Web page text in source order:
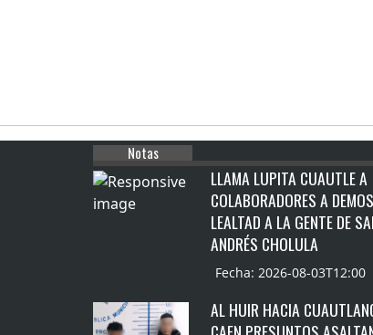
Notas
LLAMA LUPITA CUAUTLE A
COLABORADORES A
LEALTAD A LA GENTE DE
ANDRÉS CHOLULA
Fecha: 2026-08-03T12:00
AL HUIR HACIA